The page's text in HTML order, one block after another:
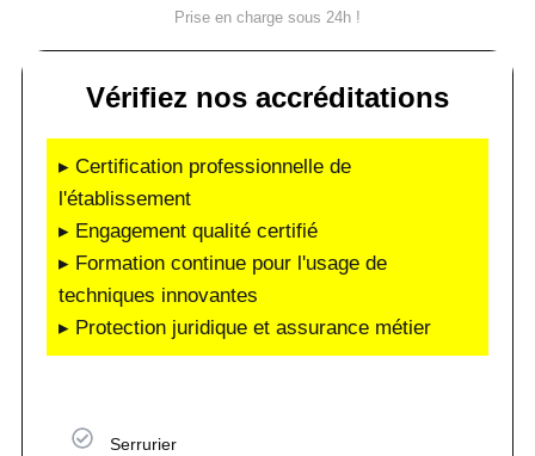
Prise en charge sous 24h !
Vérifiez nos accréditations
▸ Certification professionnelle de
l'établissement
▸ Engagement qualité certifié
▸ Formation continue pour l'usage de
techniques innovantes
▸ Protection juridique et assurance métier
Serrurier